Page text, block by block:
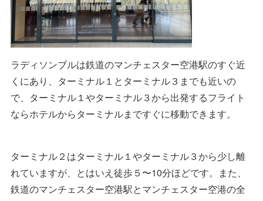
ラディソンブルは鉄道のマンチェスター空港駅のすぐ近
くにあり、ターミナル１とターミナル３までも近いの
で、ターミナル１やターミナル３から出発するフライト
ならホテルからターミナルまですぐに移動できます。
ターミナル２はターミナル１やターミナル３から少し離
れていますが、とはいえ徒歩５〜10分ほどです。また、
鉄道のマンチェスター空港駅とマンチェスター空港の全